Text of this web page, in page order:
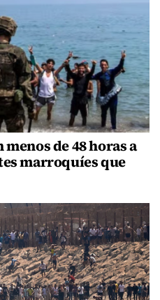
de 48 horas a
marroquíes que